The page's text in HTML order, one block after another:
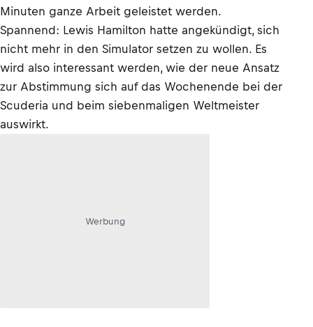
Minuten ganze Arbeit geleistet werden.
Spannend: Lewis Hamilton hatte angekündigt, sich
nicht mehr in den Simulator setzen zu wollen. Es
wird also interessant werden, wie der neue Ansatz
zur Abstimmung sich auf das Wochenende bei der
Scuderia und beim siebenmaligen Weltmeister
auswirkt.
Werbung